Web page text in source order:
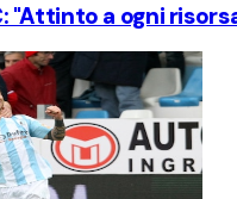
"Attinto a ogni